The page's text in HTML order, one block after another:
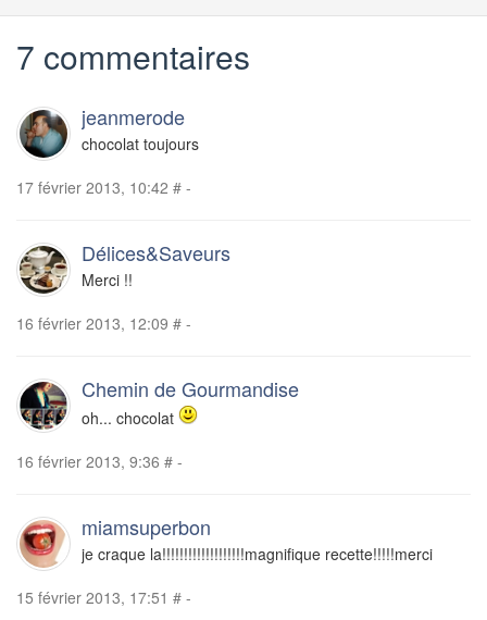
7 commentaires
jeanmerode
chocolat toujours
17 février 2013, 10:42 # -
Délices&Saveurs
Merci !!
16 février 2013, 12:09 # -
Chemin de Gourmandise
oh... chocolat
16 février 2013, 9:36 # -
miamsuperbon
je craque la!!!!!!!!!!!!!!!!!!!magnifique recette!!!!!merci
15 février 2013, 17:51 # -